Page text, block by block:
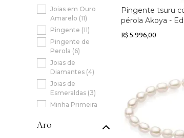
Joias em Ouro
Amarelo (11)
Pingente (11)
Pingente de
Perola (6)
Joias de
Diamantes (4)
Joias de
Esmeraldas (3)
Minha Primeira
Pulseira de Perola
Aro
Pingente tsuru
pérola Akoya -
Família Okubo -
R$ 5.996,00